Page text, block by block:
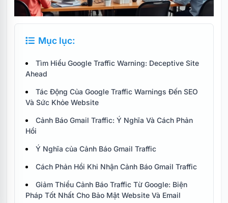
Mục lục:
Tìm Hiểu Google Traffic Warning: Deceptive Site
Ahead
Tác Động Của Google Traffic Warnings Đến SEO
Và Sức Khỏe Website
Cảnh Báo Gmail Traffic: Ý Nghĩa Và Cách Phản
Hồi
Ý Nghĩa của Cảnh Báo Gmail Traffic
Cách Phản Hồi Khi Nhận Cảnh Báo Gmail Traffic
Giảm Thiểu Cảnh Báo Traffic Từ Google: Biện
Pháp Tốt Nhất Cho Bảo Mật Website Và Email